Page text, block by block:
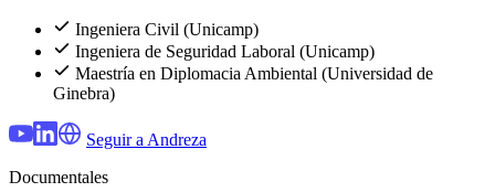
Ingeniera Civil (Unicamp)
Ingeniera de Seguridad Laboral (Unicamp)
Maestría en Diplomacia Ambiental (Universidad de
Ginebra)
Seguir a Andreza
Documentales